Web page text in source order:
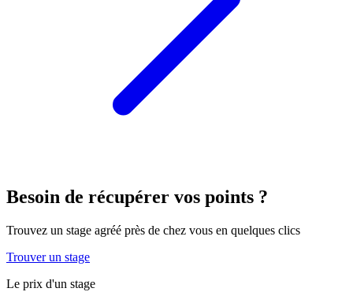
Besoin de récupérer vos points ?
Trouvez un stage agréé près de chez vous en quelques clics
Trouver un stage
Le prix d'un stage